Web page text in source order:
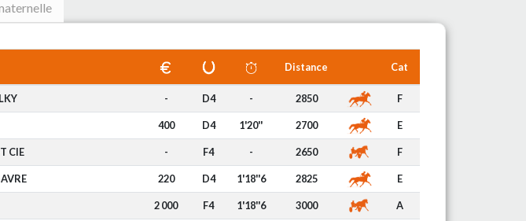
Distance Cat
- D4 - 2850 F
400 D4 1'20'' 2700 E
CIE - F4 - 2650 F
220 D4 1'18''6 2825 E
2 000 F4 1'18''6 3000 A